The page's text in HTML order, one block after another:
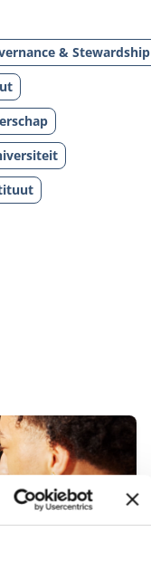
& Stewardship